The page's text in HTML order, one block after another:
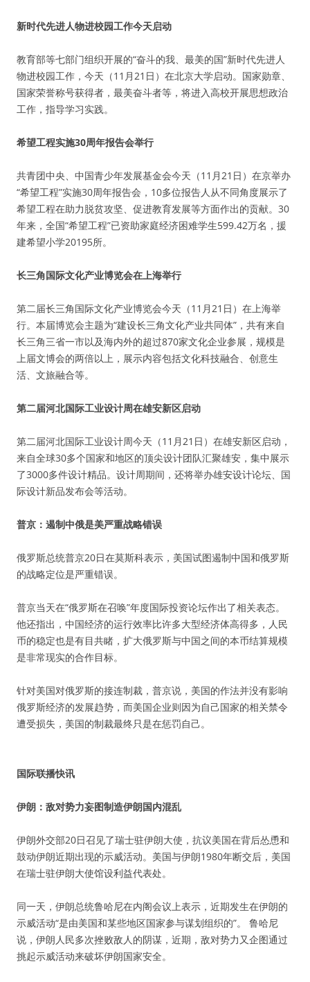
新时代先进人物进校园工作今天启动
教育部等七部门组织开展的“奋斗的我、最美的国”新时代先进人
物进校园工作，今天（11月21日）在北京大学启动。国家勋章、
国家荣誉称号获得者，最美奋斗者等，将进入高校开展思想政治
工作，指导学习实践。
希望工程实施30周年报告会举行
共青团中央、中国青少年发展基金会今天（11月21日）在京举办
“希望工程”实施30周年报告会，10多位报告人从不同角度展示了
希望工程在助力脱贫攻坚、促进教育发展等方面作出的贡献。30
年来，全国“希望工程”已资助家庭经济困难学生599.42万名，援
建希望小学20195所。
长三角国际文化产业博览会在上海举行
第二届长三角国际文化产业博览会今天（11月21日）在上海举
行。本届博览会主题为“建设长三角文化产业共同体”，共有来自
长三角三省一市以及海内外的超过870家文化企业参展，规模是
上届文博会的两倍以上，展示内容包括文化科技融合、创意生
活、文旅融合等。
第二届河北国际工业设计周在雄安新区启动
第二届河北国际工业设计周今天（11月21日）在雄安新区启动，
来自全球30多个国家和地区的顶尖设计团队汇聚雄安，集中展示
了3000多件设计精品。设计周期间，还将举办雄安设计论坛、国
际设计新品发布会等活动。
普京：遏制中俄是美严重战略错误
俄罗斯总统普京20日在莫斯科表示，美国试图遏制中国和俄罗斯
的战略定位是严重错误。
普京当天在“俄罗斯在召唤”年度国际投资论坛作出了相关表态。
他还指出，中国经济的运行效率比许多大型经济体高得多，人民
币的稳定也是有目共睹，扩大俄罗斯与中国之间的本币结算规模
是非常现实的合作目标。
针对美国对俄罗斯的接连制裁，普京说，美国的作法并没有影响
俄罗斯经济的发展趋势，而美国企业则因为自己国家的相关禁令
遭受损失，美国的制裁最终只是在惩罚自己。
国际联播快讯
伊朗：敌对势力妄图制造伊朗国内混乱
伊朗外交部20日召见了瑞士驻伊朗大使，抗议美国在背后怂恿和
鼓动伊朗近期出现的示威活动。美国与伊朗1980年断交后，美国
在瑞士驻伊朗大使馆设利益代表处。
同一天，伊朗总统鲁哈尼在内阁会议上表示，近期发生在伊朗的
示威活动“是由美国和某些地区国家参与谋划组织的”。 鲁哈尼
说，伊朗人民多次挫败敌人的阴谋，近期，敌对势力又企图通过
挑起示威活动来破坏伊朗国家安全。